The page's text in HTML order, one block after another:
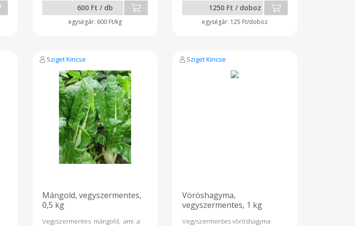
600 Ft / db
600 Ft/kg
1250 Ft / doboz
125 Ft/doboz
Sziget Kincse
Mángold, vegyszermentes,
0,5 kg
Vegyszermentes mángold, ami a
Sziget Kincse
Vöröshagyma,
vegyszermentes, 1 kg
Vegyszermentes vöröshagyma